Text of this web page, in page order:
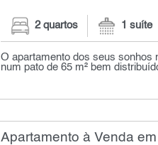
2 quartos 1 suíte
O apartamento dos seus sonhos
num pato de 65 m² bem
Apartamento à Venda